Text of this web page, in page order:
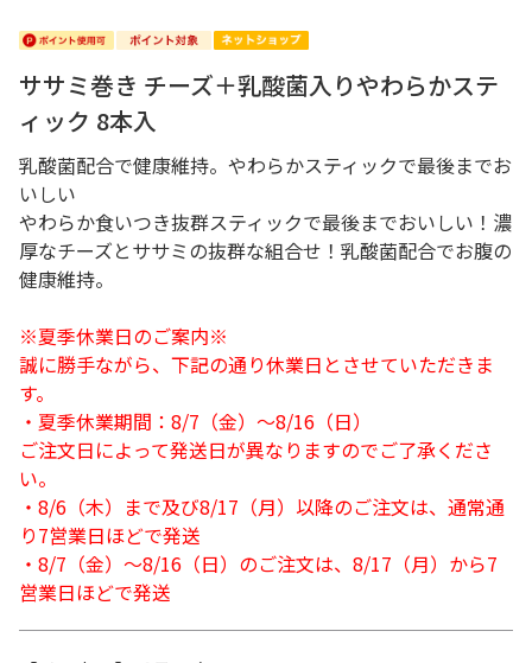
ササミ巻き チーズ＋乳酸菌入りやわらかステ
ィック 8本入
乳酸菌配合で健康維持。やわらかスティックで最後までお
いしい
やわらか食いつき抜群スティックで最後までおいしい！濃
厚なチーズとササミの抜群な組合せ！乳酸菌配合でお腹の
健康維持。
※夏季休業日のご案内※
誠に勝手ながら、下記の通り休業日とさせていただきま
す。
・夏季休業期間：8/7（金）～8/16（日）
ご注文日によって発送日が異なりますのでご了承くださ
い。
・8/6（木）まで及び8/17（月）以降のご注文は、通常通
り7営業日ほどで発送
・8/7（金）～8/16（日）のご注文は、8/17（月）から7
営業日ほどで発送